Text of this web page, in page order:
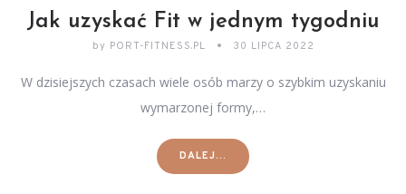
Jak uzyskać Fit w jednym tygodniu
by PORT-FITNESS.PL 30 LIPCA 2022
W dzisiejszych czasach wiele osób marzy o szybkim uzyskaniu
wymarzonej formy,…
DALEJ...